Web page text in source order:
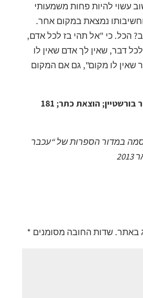
עשוי להיות פחות משמעותי
נמצאת במקום אחר.
הכל. כי "אל תהי בז לכל אדם,
דבר, שאין לך אדם שאין לו
שאין לו מקום", גם אם המקום
אחות שמש; דרור בורשטיין; הוצאת כתר; 181
במדור הספרות של “עכבר
באתר. שדות החובה מסומנים *